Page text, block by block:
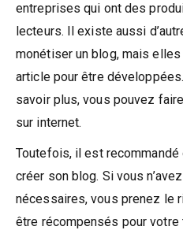
entreprises qui ont des
lecteurs. Il existe aussi
monétiser un blog, mais elles
article pour être
savoir plus, vous pouvez
sur internet.
Toutefois, il est recommandé
créer son blog. Si vous
nécessaires, vous prenez le
être récompensés pour votre